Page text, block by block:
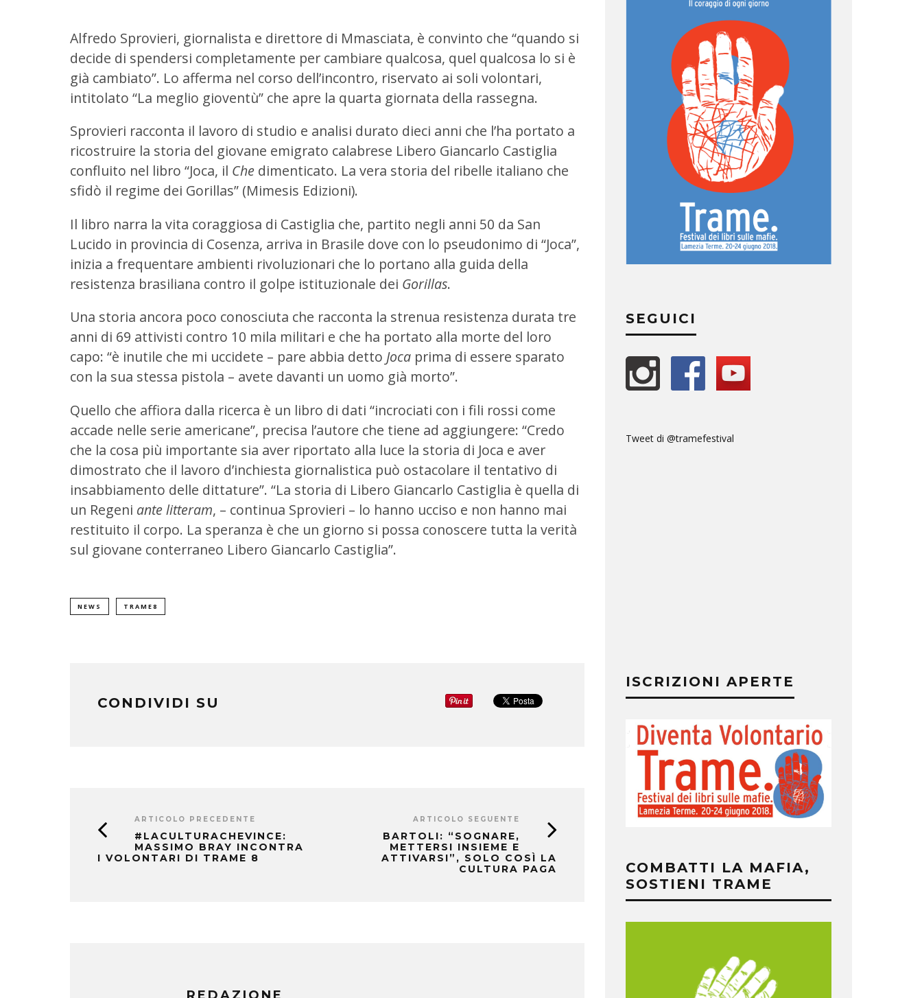
Alfredo Sprovieri, giornalista e direttore di Mmasciata, è convinto che “quando si
decide di spendersi completamente per cambiare qualcosa, quel qualcosa lo si è
già cambiato”. Lo afferma nel corso dell’incontro, riservato ai soli volontari,
intitolato “La meglio gioventù” che apre la quarta giornata della rassegna.
Sprovieri racconta il lavoro di studio e analisi durato dieci anni che l’ha portato a
ricostruire la storia del giovane emigrato calabrese Libero Giancarlo Castiglia
confluito nel libro “Joca, il Che dimenticato. La vera storia del ribelle italiano che
sfidò il regime dei Gorillas” (Mimesis Edizioni).
Il libro narra la vita coraggiosa di Castiglia che, partito negli anni 50 da San
Lucido in provincia di Cosenza, arriva in Brasile dove con lo pseudonimo di “Joca”,
inizia a frequentare ambienti rivoluzionari che lo portano alla guida della
resistenza brasiliana contro il golpe istituzionale dei Gorillas.
Una storia ancora poco conosciuta che racconta la strenua resistenza durata tre
anni di 69 attivisti contro 10 mila militari e che ha portato alla morte del loro
capo: “è inutile che mi uccidete – pare abbia detto Joca prima di essere sparato
con la sua stessa pistola – avete davanti un uomo già morto”.
Quello che affiora dalla ricerca è un libro di dati “incrociati con i fili rossi come
accade nelle serie americane”, precisa l’autore che tiene ad aggiungere: “Credo
che la cosa più importante sia aver riportato alla luce la storia di Joca e aver
dimostrato che il lavoro d’inchiesta giornalistica può ostacolare il tentativo di
insabbiamento delle dittature”. “La storia di Libero Giancarlo Castiglia è quella di
un Regeni ante litteram, – continua Sprovieri – lo hanno ucciso e non hanno mai
restituito il corpo. La speranza è che un giorno si possa conoscere tutta la verità
sul giovane conterraneo Libero Giancarlo Castiglia”.
NEWS TRAME8
CONDIVIDI SU
ARTICOLO PRECEDENTE
#LACULTURACHEVINCE:
MASSIMO BRAY INCONTRA
I VOLONTARI DI TRAME 8
ARTICOLO SEGUENTE
BARTOLI: “SOGNARE,
METTERSI INSIEME E
ATTIVARSI”, SOLO COSÌ LA
CULTURA PAGA
SEGUICI
Tweet di @tramefestival
ISCRIZIONI APERTE
COMBATTI LA MAFIA,
SOSTIENI TRAME